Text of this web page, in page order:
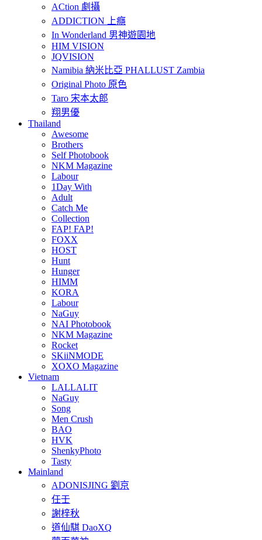
ACtion 劇攝
ADDICTION 上癮
In Wonderland 男神遊園地
HIM VISION
JQVISION
Namibia 納米比亞 PHALLUST Zambia
Original Photo 原色
Taro 宋本太郎
翔男優
Thailand
Awesome
Brothers
Self Photobook
NKM Magazine
Labour
1Day With
Adult
Catch Me
Collection
FAP! FAP!
FOXX
HOST
Hunt
Hunger
HIMM
KORA
Labour
NaGuy
NAI Photobook
NKM Magazine
Rocket
SKiiNMODE
XOXO Magazine
Vietnam
LALLALIT
NaGuy
Song
Men Crush
BAO
HVK
ShenkyPhoto
Tasty
Mainland
ADONISJING 劉京
任壬
謝梓秋
道仙騏 DaoXQ